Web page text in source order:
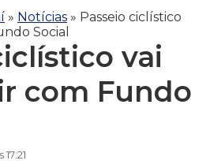
» Notícias » Passeio ciclístico
Social
vai
com Fundo